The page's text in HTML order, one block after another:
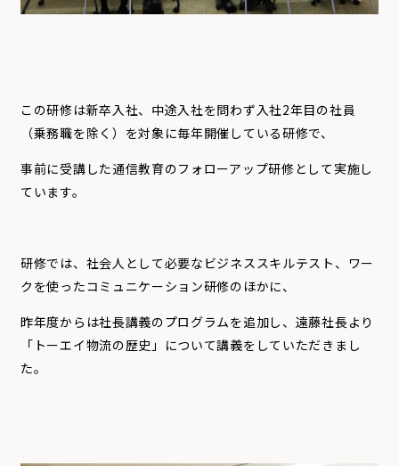
この研修は新卒入社、中途入社を問わず入社2年目の社員
（乗務職を除く）を対象に毎年開催している研修で、
事前に受講した通信教育のフォローアップ研修として実施し
ています。
研修では、社会人として必要なビジネススキルテスト、ワー
クを使ったコミュニケーション研修のほかに、
昨年度からは社長講義のプログラムを追加し、遠藤社長より
「トーエイ物流の歴史」について講義をしていただきまし
た。